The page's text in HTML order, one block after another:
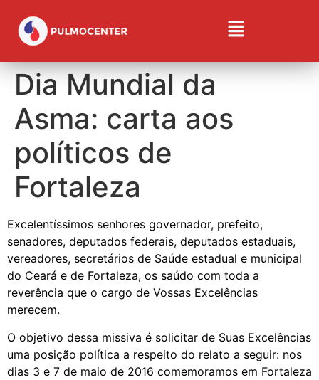
Dia Mundial da
Asma: carta aos
políticos de
Fortaleza
Excelentíssimos senhores governador, prefeito,
senadores, deputados federais, deputados estaduais,
vereadores, secretários de Saúde estadual e municipal
do Ceará e de Fortaleza, os saúdo com toda a
reverência que o cargo de Vossas Excelências
merecem.
O objetivo dessa missiva é solicitar de Suas Excelências
uma posição política a respeito do relato a seguir: nos
dias 3 e 7 de maio de 2016 comemoramos em Fortaleza